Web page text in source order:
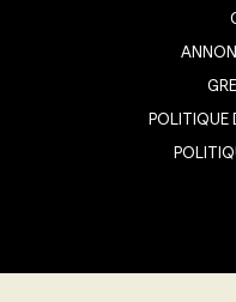
POLITIQUE